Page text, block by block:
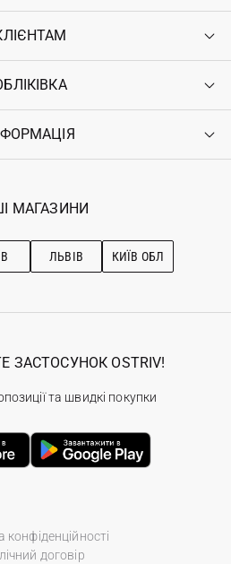
Контакти
Гарантія
Увійти
Ostriv Club+
магазини
з догляду
МАГАЗИНИ
ЛЬВІВ КИЇВ ОБЛ
конфіденційності
договір
ЗАСТОСУНОК OSTRIV!
та швидкі покупки